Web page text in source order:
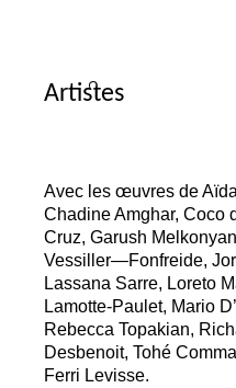
Artistes
Avec les œuvres de
Chadine Amghar, Coco
Cruz, Garush
Vessiller—Fonfreide,
Lassana Sarre, Loreto
Lamotte-Paulet, Mario
Rebecca Topakian,
Desbenoit, Tohé
Ferri Levisse.